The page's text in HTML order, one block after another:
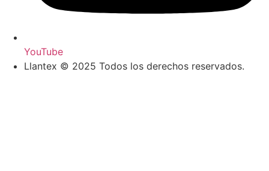
YouTube
Llantex © 2025 Todos los derechos reservados.